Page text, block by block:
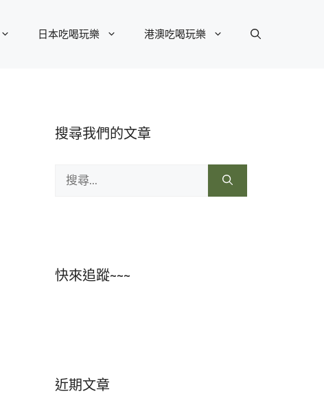
日本吃喝玩樂 港澳吃喝玩樂
搜尋我們的文章
尋:
快來追蹤~~~
近期文章